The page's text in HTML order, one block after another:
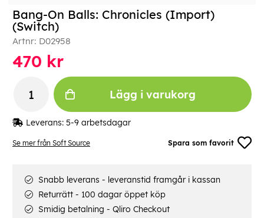
Se mer från Soft Source Spara som favorit
Bang-On Balls: Chronicles (Import)
(Switch)
Artnr: D02958
470 kr
Lägg i varukorg
Leverans: 5-9 arbetsdagar
Snabb leverans - leveranstid framgår i kassan
Returrätt - 100 dagar öppet köp
Smidig betalning - Qliro Checkout